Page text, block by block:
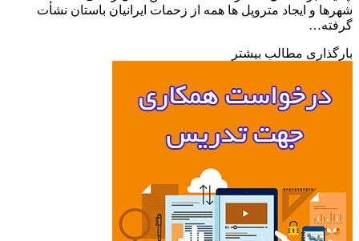
و ایجاد متروپل ها همه از زحمات ایرانیان باستان نشأت
مطالب بیشتر